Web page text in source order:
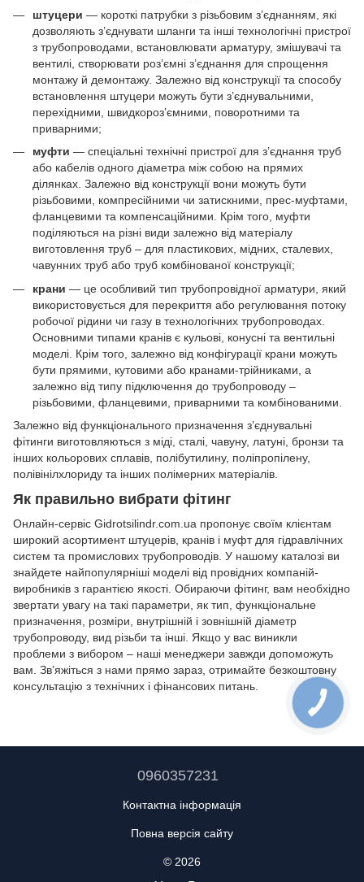
штуцери — короткі патрубки з різьбовим з’єднанням, які
дозволяють з’єднувати шланги та інші технологічні пристрої
з трубопроводами, встановлювати арматуру, змішувачі та
вентилі, створювати роз’ємні з’єднання для спрощення
монтажу й демонтажу. Залежно від конструкції та способу
встановлення штуцери можуть бути з’єднувальними,
перехідними, швидкороз’ємними, поворотними та
приварними;
муфти — спеціальні технічні пристрої для з’єднання труб
або кабелів одного діаметра між собою на прямих
ділянках. Залежно від конструкції вони можуть бути
різьбовими, компресійними чи затискними, прес-муфтами,
фланцевими та компенсаційними. Крім того, муфти
поділяються на різні види залежно від матеріалу
виготовлення труб – для пластикових, мідних, сталевих,
чавунних труб або труб комбінованої конструкції;
крани — це особливий тип трубопровідної арматури, який
використовується для перекриття або регулювання потоку
робочої рідини чи газу в технологічних трубопроводах.
Основними типами кранів є кульові, конусні та вентильні
моделі. Крім того, залежно від конфігурації крани можуть
бути прямими, кутовими або кранами-трійниками, а
залежно від типу підключення до трубопроводу –
різьбовими, фланцевими, приварними та комбінованими.
Залежно від функціонального призначення з’єднувальні
фітинги виготовляються з міді, сталі, чавуну, латуні, бронзи та
інших кольорових сплавів, полібутилину, поліпропілену,
полівінілхлориду та інших полімерних матеріалів.
Як правильно вибрати фітинг
Онлайн-сервіс Gidrotsilindr.com.ua пропонує своїм клієнтам
широкий асортимент штуцерів, кранів і муфт для гідравлічних
систем та промислових трубопроводів. У нашому каталозі ви
знайдете найпопулярніші моделі від провідних компаній-
виробників з гарантією якості. Обираючи фітинг, вам необхідно
звертати увагу на такі параметри, як тип, функціональне
призначення, розміри, внутрішній і зовнішній діаметр
трубопроводу, вид різьби та інші. Якщо у вас виникли
проблеми з вибором – наші менеджери завжди допоможуть
вам. Зв’яжіться з нами прямо зараз, отримайте безкоштовну
консультацію з технічних і фінансових питань.
0960357231
Контактна інформація
Повна версія сайту
© 2026